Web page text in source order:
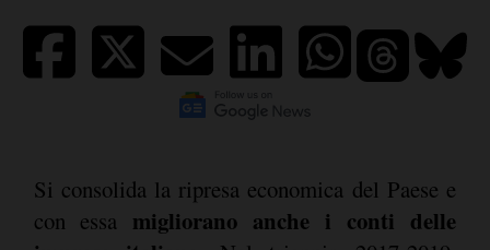
Si consolida la ripresa economica del Paese e
con essa migliorano anche i conti delle